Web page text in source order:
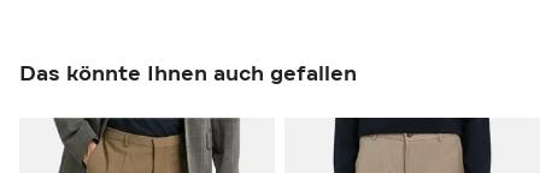
Das könnte Ihnen auch gefallen